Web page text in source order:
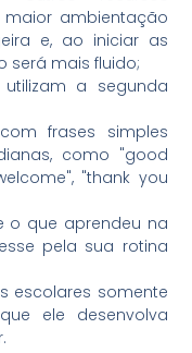
ambientação
e, ao iniciar as
será mais fluido;
a segunda
frases simples
como "good
"thank you
o que aprendeu na
pela sua rotina
escolares somente
ele desenvolva